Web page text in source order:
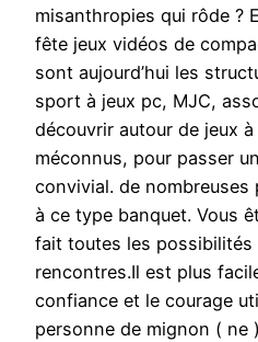
misanthropies qui rôde ?
fête jeux vidéos de
sont aujourd’hui les
sport à jeux pc, MJC,
découvrir autour de jeux
méconnus, pour passer
convivial. de
à ce type banquet. Vous
fait toutes les possibilités
rencontres.Il est plus
confiance et le courage
personne de mignon ( ne